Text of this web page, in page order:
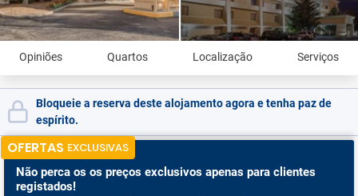
Opiniões Quartos Localização Serviços
Bloqueie a reserva deste alojamento agora e tenha paz de
espírito.
OFERTAS EXCLUSIVAS
Não perca os os preços exclusivos apenas para clientes
registados!